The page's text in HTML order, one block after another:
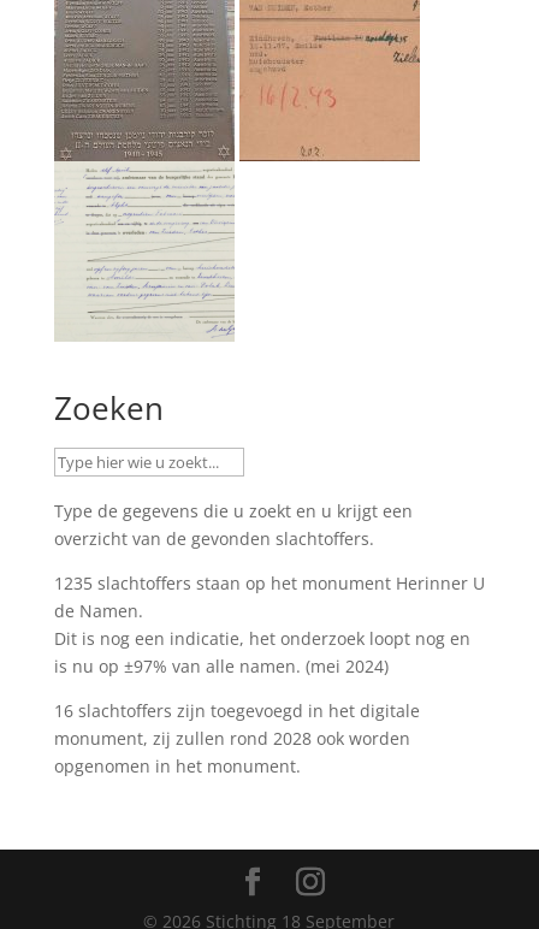
Zoeken
Type de gegevens die u zoekt en u krijgt een
overzicht van de gevonden slachtoffers.
1235 slachtoffers staan op het monument Herinner U
de Namen.
Dit is nog een indicatie, het onderzoek loopt nog en
is nu op ±97% van alle namen. (mei 2024)
16 slachtoffers zijn toegevoegd in het digitale
monument, zij zullen rond 2028 ook worden
opgenomen in het monument.
© 2026 Stichting 18 September